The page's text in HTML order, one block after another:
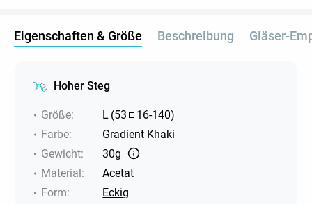
Eigenschaften & Größe Beschreibung Gläser-
Hoher Steg
Größe: L (53 16-140)
Farbe:
Gradient Khaki
Gewicht:
30g
Material:
Acetat
Form:
Eckig